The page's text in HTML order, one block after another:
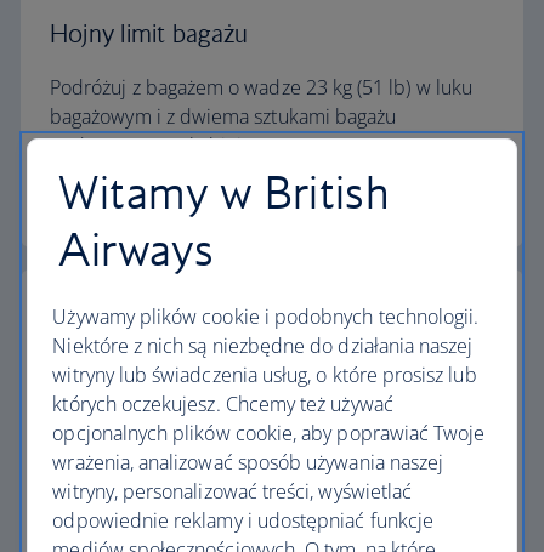
Hojny limit bagażu
Podróżuj z bagażem o wadze 23 kg (51 lb) w luku
bagażowym i z dwiema sztukami bagażu
podręcznego w kabinie.
Kalkulator limitu bagażu
Najwyższe standardy
Loty z British Airways to coś więcej niż podróż z
jednego miejsca do drugiego.
Odkryj udogodnienia
Witamy w British
Airways
Używamy plików cookie i podobnych technologii.
Niektóre z nich są niezbędne do działania naszej
witryny lub świadczenia usług, o które prosisz lub
których oczekujesz. Chcemy też używać
opcjonalnych plików cookie, aby poprawiać Twoje
wrażenia, analizować sposób używania naszej
witryny, personalizować treści, wyświetlać
odpowiednie reklamy i udostępniać funkcje